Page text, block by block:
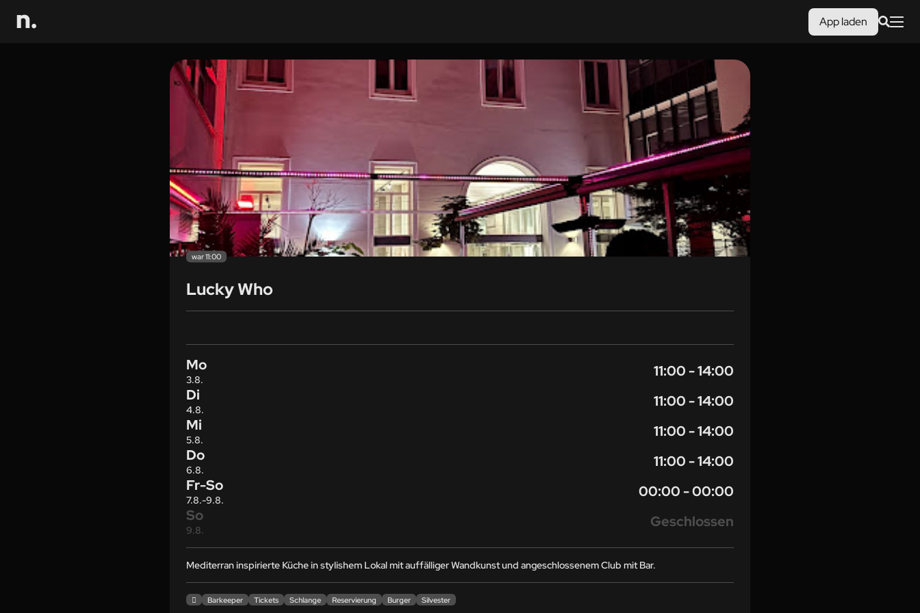
App laden
war 11:00
Lucky Who
Mo
3.8.
11:00 - 14:00
Di
4.8.
11:00 - 14:00
Mi
5.8.
11:00 - 14:00
Do
6.8.
11:00 - 14:00
Fr-So
7.8.-9.8.
00:00 - 00:00
So
9.8. Geschlossen
Mediterran inspirierte Küche in stylishem Lokal mit auffälliger Wandkunst und angeschlossenem Club mit Bar.
 Barkeeper Tickets Schlange Reservierung Burger Silvester